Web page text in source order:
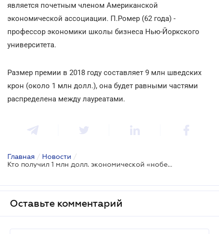
является почетным членом Американской
экономической ассоциации. П.Ромер (62 года) -
профессор экономики школы бизнеса Нью-Йоркского
университета.
Размер премии в 2018 году составляет 9 млн шведских
крон (около 1 млн долл.), она будет равными частями
распределена между лауреатами.
Главная / Новости /
Кто получил 1 млн долл. экономической «нобелевки»?
Оставьте комментарий